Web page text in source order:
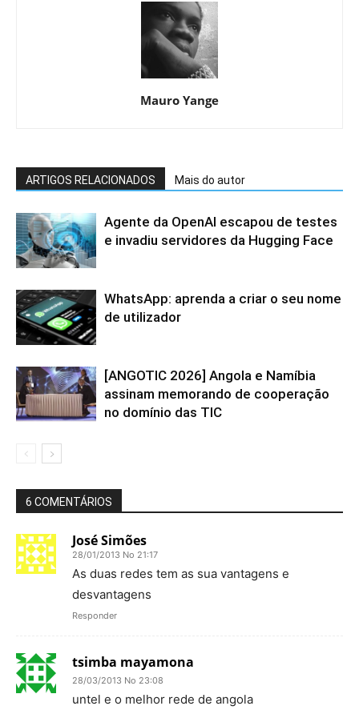
Mauro Yange
ARTIGOS RELACIONADOS Mais do autor
Agente da OpenAI escapou de testes
e invadiu servidores da Hugging Face
WhatsApp: aprenda a criar o seu nome
de utilizador
[ANGOTIC 2026] Angola e Namíbia
assinam memorando de cooperação
no domínio das TIC
6 COMENTÁRIOS
José Simões
28/01/2013 No 21:17
As duas redes tem as sua vantagens e
desvantagens
Responder
tsimba mayamona
28/03/2013 No 23:08
untel e o melhor rede de angola